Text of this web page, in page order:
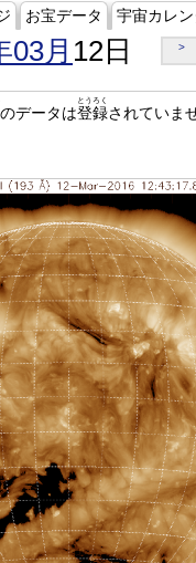
お宝データ 宇宙カレ
03月 12日 >
のデータは登録
とうろく
されていま